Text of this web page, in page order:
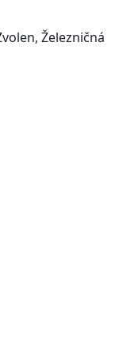
Železničná